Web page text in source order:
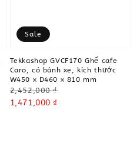
Sale
Tekkashop GVCF170 Ghế cafe
Caro, có bánh xe, kích thước
W450 x D460 x 810 mm
Regular
price
2,452,000 ₫
Sale
1,471,000 ₫